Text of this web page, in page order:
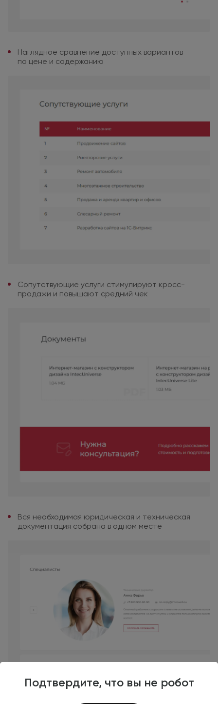
Подтвердите, что вы не робот
Наглядное сравнение доступных вариантов
по цене и содержанию
Сопутствующие услуги стимулируют кросс-
продажи и повышают средний чек
Вся необходимая юридическая и техническая
документация собрана в одном месте